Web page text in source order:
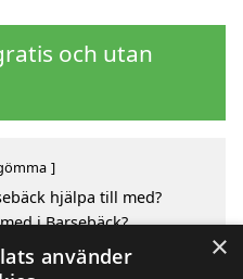
och utan
hjälpa till med?
i Barsebäck?
i Barsebäck
i de omgivande
×
använder